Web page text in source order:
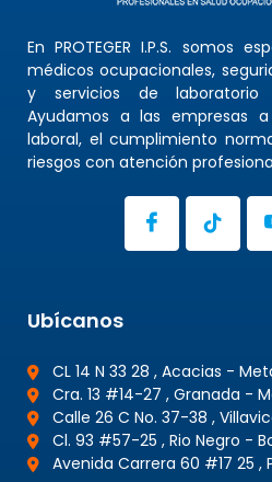
En PROTEGER I.P.S. somos
médicos ocupacionales,
y servicios de laboratorio
Ayudamos a las empresas
laboral, el cumplimiento
riesgos con atención
Ubícanos
CL 14 N 33 28 , Acacias -
Cra. 13 #14-27 , Granada -
Calle 26 C No. 37-38 ,
Cl. 93 #57-25 , Rio Negro -
Avenida Carrera 60 #17 25